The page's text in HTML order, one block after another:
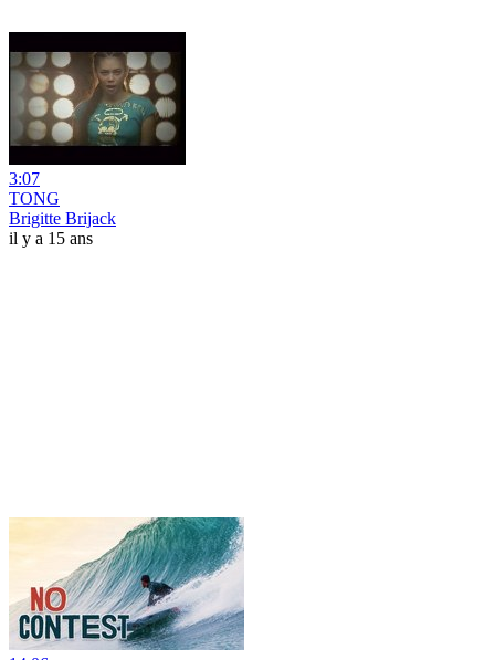
3:07
TONG
Brigitte Brijack
il y a 15 ans